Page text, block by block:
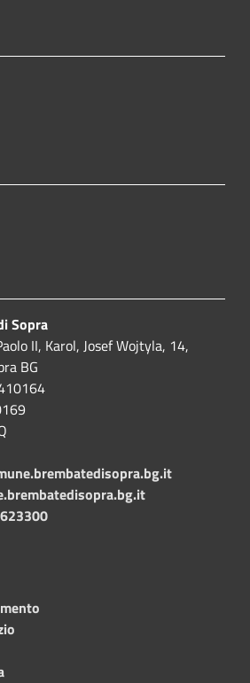
Sopra
II, Karol, Josef Wojtyla, 14,
BG